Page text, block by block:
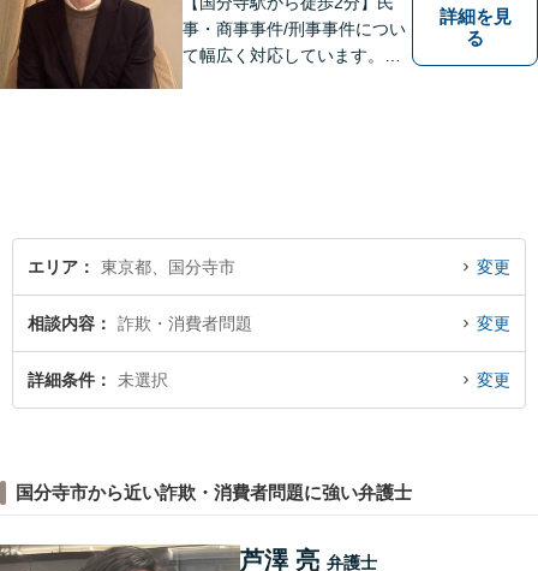
事・商事事件/刑事事件につい
て幅広く対応しています。ま
詳細を見
る
エリア 東京都、国分寺市 変更
相談内容 詐欺・消費者問題 変更
詳細条件 未選択 変更
国分寺市から近い詐欺・消費者問題に強い弁護士
芦澤 亮 弁護士